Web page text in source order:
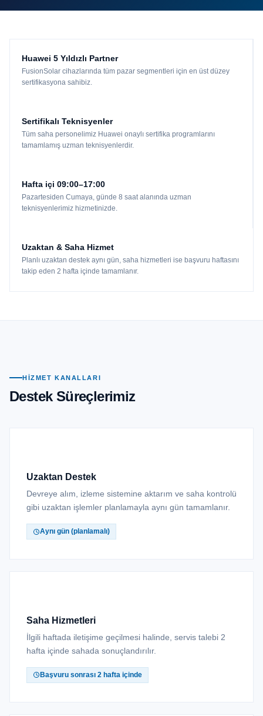
Huawei 5 Yıldızlı Partner
FusionSolar cihazlarında tüm pazar segmentleri için en üst düzey
sertifikasyona sahibiz.
Sertifikalı Teknisyenler
Tüm saha personelimiz Huawei onaylı sertifika programlarını
tamamlamış uzman teknisyenlerdir.
Hafta içi 09:00–17:00
Pazartesiden Cumaya, günde 8 saat alanında uzman
teknisyenlerimiz hizmetinizde.
Uzaktan & Saha Hizmet
Planlı uzaktan destek aynı gün, saha hizmetleri ise başvuru haftasını
takip eden 2 hafta içinde tamamlanır.
HIZMET KANALLARI
Destek Süreçlerimiz
Uzaktan Destek
Devreye alım, izleme sistemine aktarım ve saha kontrolü
gibi uzaktan işlemler planlamayla aynı gün tamamlanır.
Aynı gün (planlamalı)
Saha Hizmetleri
İlgili haftada iletişime geçilmesi halinde, servis talebi 2
hafta içinde sahada sonuçlandırılır.
Başvuru sonrası 2 hafta içinde